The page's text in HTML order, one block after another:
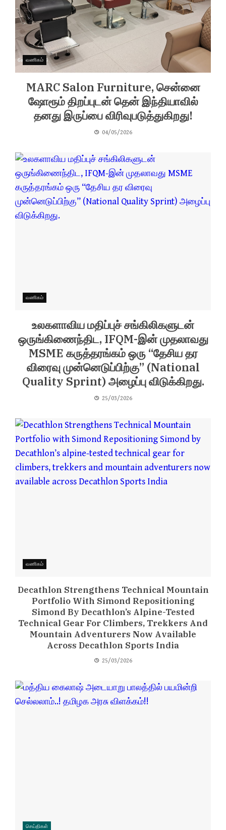
வணிகம்
MARC Salon Furniture, சென்னை
ஷோரூம் திறப்புடன் தென் இந்தியாவில்
தனது இருப்பை விரிவுபடுத்துகிறது!
04/05/2026
வணிகம்
உலகளாவிய மதிப்புச் சங்கிலிகளுடன்
ஒருங்கிணைந்திட, IFQM-இன் முதலாவது
MSME கருத்தரங்கம் ஒரு “தேசிய தர
விரைவு முன்னெடுப்பிற்கு” (National
Quality Sprint) அழைப்பு விடுக்கிறது.
25/03/2026
வணிகம்
Decathlon Strengthens Technical Mountain
Portfolio With Simond Repositioning
Simond By Decathlon’s Alpine-Tested
Technical Gear For Climbers, Trekkers And
Mountain Adventurers Now Available
Across Decathlon Sports India
25/03/2026
செய்திகள்